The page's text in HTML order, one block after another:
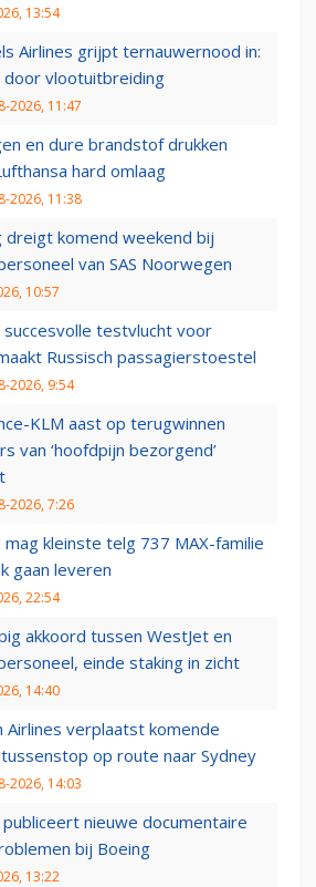
13:54
Airlines grijpt ternauwernood in:
vlootuitbreiding
2026, 11:47
en dure brandstof drukken
hard omlaag
2026, 11:38
dreigt komend weekend bij
van SAS Noorwegen
10:57
testvlucht voor
Russisch passagierstoestel
2026, 9:54
KLM aast op terugwinnen
van ‘hoofdpijn bezorgend’
2026, 7:26
mag kleinste telg 737 MAX-familie
gaan leveren
22:54
akkoord tussen WestJet en
einde staking in zicht
14:40
Airlines verplaatst komende
op route naar Sydney
2026, 14:03
nieuwe documentaire
bij Boeing
13:22